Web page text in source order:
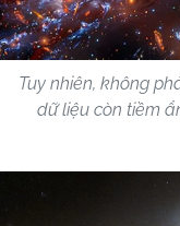
Tuy nhiên, không
dữ liệu còn tiềm